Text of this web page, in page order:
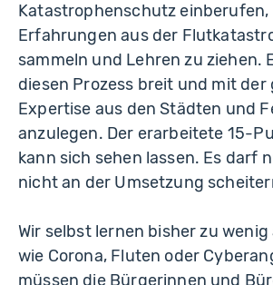
Katastrophenschutz einberufen,
Erfahrungen aus der
sammeln und Lehren zu ziehen.
diesen Prozess breit und mit der
Expertise aus den Städten und
anzulegen. Der erarbeitete 15-
kann sich sehen lassen. Es darf
nicht an der Umsetzung
Wir selbst lernen bisher zu wenig
wie Corona, Fluten oder
müssen die Bürgerinnen und